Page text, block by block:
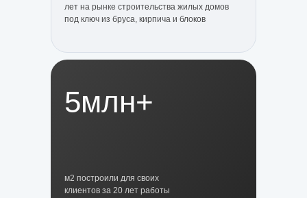
лет на рынке строительства жилых домов
под ключ из бруса, кирпича и блоков
м2 построили для своих
клиентов за 20 лет работы
5млн+